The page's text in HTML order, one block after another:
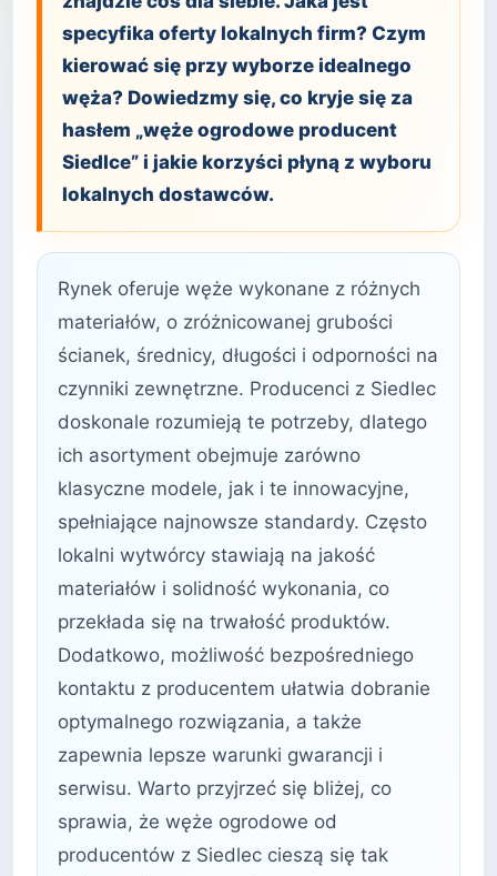
specyfika oferty lokalnych firm? Czym
kierować się przy wyborze idealnego
węża? Dowiedzmy się, co kryje się za
hasłem „węże ogrodowe producent
Siedlce” i jakie korzyści płyną z wyboru
lokalnych dostawców.
Rynek oferuje węże wykonane z różnych
materiałów, o zróżnicowanej grubości
ścianek, średnicy, długości i odporności na
czynniki zewnętrzne. Producenci z Siedlec
doskonale rozumieją te potrzeby, dlatego
ich asortyment obejmuje zarówno
klasyczne modele, jak i te innowacyjne,
spełniające najnowsze standardy. Często
lokalni wytwórcy stawiają na jakość
materiałów i solidność wykonania, co
przekłada się na trwałość produktów.
Dodatkowo, możliwość bezpośredniego
kontaktu z producentem ułatwia dobranie
optymalnego rozwiązania, a także
zapewnia lepsze warunki gwarancji i
serwisu. Warto przyjrzeć się bliżej, co
sprawia, że węże ogrodowe od
producentów z Siedlec cieszą się tak